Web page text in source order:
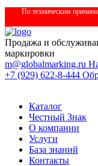
По техническим
Продажа и
маркировки
m@globalmarking.ru
+7 (929) 622-8-444
Каталог
Честный Знак
О компании
Услуги
База знаний
Контакты